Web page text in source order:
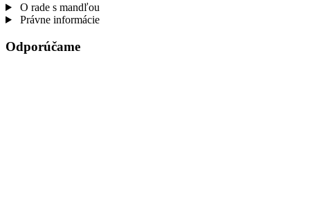
O rade s mandľou
Právne informácie
Odporúčame